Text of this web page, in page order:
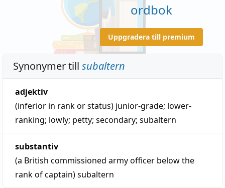
ordbok
Uppgradera till premium
Synonymer till subaltern
adjektiv
(inferior in rank or status) junior-grade; lower-
ranking; lowly; petty; secondary; subaltern
substantiv
(a British commissioned army officer below the
rank of captain)subaltern